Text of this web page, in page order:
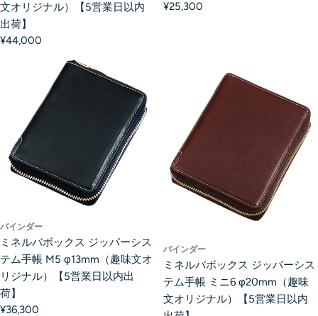
文オリジナル）【5営業日以内
出荷】
¥44,000
¥25,300
バインダー
ミネルバボックス ジッパーシス
テム手帳 M5 φ13mm（趣味文オ
リジナル）【5営業日以内出
荷】
¥36,300
バインダー
ミネルバボックス ジッパーシス
テム手帳 ミニ6 φ20mm（趣味
文オリジナル）【5営業日以内